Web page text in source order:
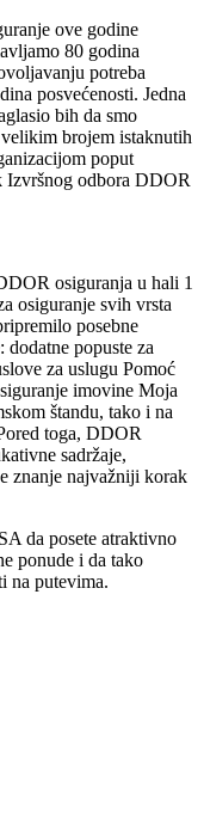
ove godine
80 godina
potreba
posvećenosti. Jedna
bih da smo
brojem istaknutih
poput
Izvršnog odbora DDOR
osiguranja u hali 1
osiguranje svih vrsta
posebne
popuste za
za uslugu Pomoć
imovine Moja
štandu, tako i na
toga, DDOR
sadržaje,
znanje najvažniji korak
da posete atraktivno
ponude i da tako
na putevima.